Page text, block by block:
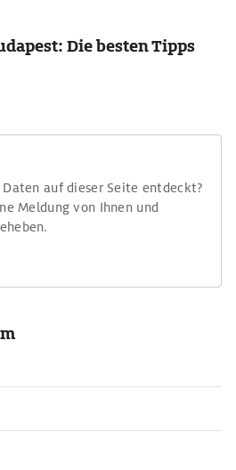
Die besten Tipps
auf dieser Seite entdeckt?
Meldung von Ihnen und